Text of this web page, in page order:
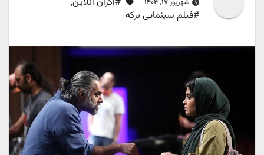
شهریور ۱۷, ۱۴۰۴
#فیلم سینمایی برکه